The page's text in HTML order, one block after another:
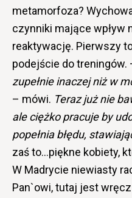
metamorfoza?
czynniki mające wpływ
reaktywację. Pierwszy
podejście do treningów.
zupełnie inaczej niż w
– mówi. Teraz już nie
ale ciężko pracuje by
popełnia błędu,
zaś to…piękne kobiety,
W Madrycie niewiasty
Pan`owi, tutaj jest